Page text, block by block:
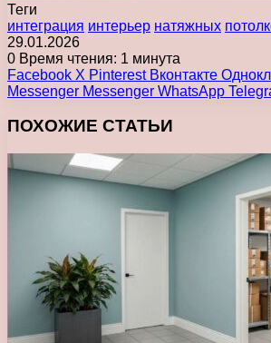
Теги
интеграция интерьер натяжных
29.01.2026
0 Время чтения: 1 минута
Facebook X Pinterest Вконтакте
Messenger Messenger WhatsApp
ПОХОЖИЕ СТАТЬИ